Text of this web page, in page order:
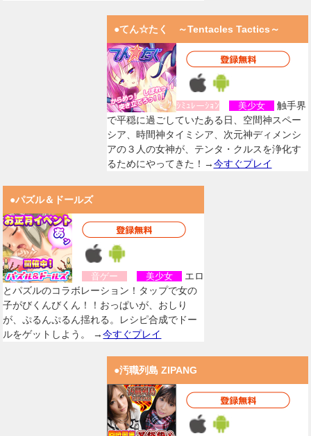
●てん☆たく ～Tentacles Tactics～
ｼﾐｭﾚーｼｮﾝ 美少女
触手界
で平穏に過ごしていたある日、空間神スペー
シア、時間神タイミシア、次元神ディメンシ
アの３人の女神が、テンタ・クルスを浄化す
るためにやってきた！→今すぐプレイ
●パズル＆ドールズ
音ゲー 美少女
エロ
とパズルのコラボレーション！タップで女の
子がびくんびくん！！おっぱいが、おしり
が、ぷるんぷるん揺れる。レシピ合成でドー
ルをゲットしよう。 →今すぐプレイ
●汚職列島 ZIPANG